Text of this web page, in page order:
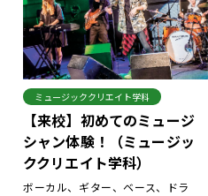
ミュージッククリエイト学科
【来校】初めてのミュージ
シャン体験！（ミュージッ
ククリエイト学科）
ボーカル、ギター、ベース、ドラ